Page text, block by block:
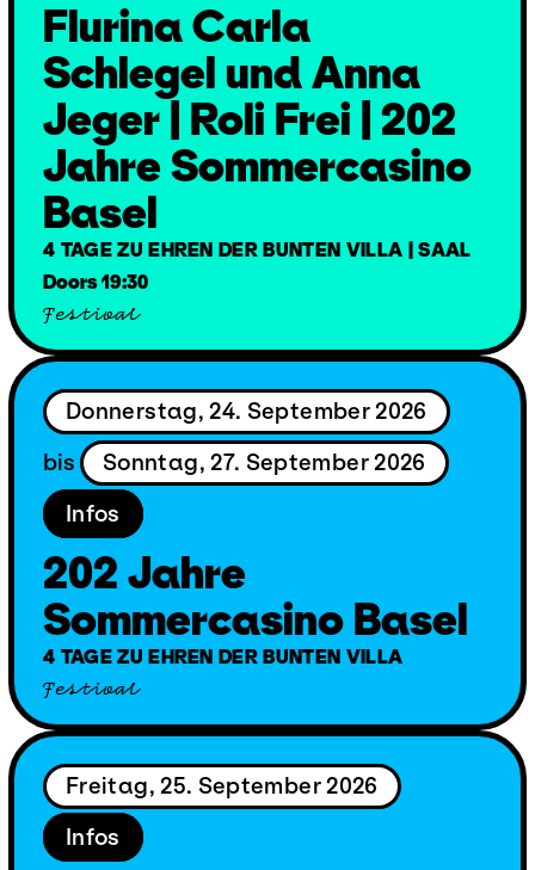
Flurina Carla
Schlegel und Anna
Jeger | Roli Frei | 202
Jahre Sommercasino
Basel
4 TAGE ZU EHREN DER BUNTEN VILLA | SAAL
Doors 19:30
Festival
Donnerstag, 24. September 2026
bis Sonntag, 27. September 2026
Infos
202 Jahre
Sommercasino Basel
4 TAGE ZU EHREN DER BUNTEN VILLA
Festival
Freitag, 25. September 2026
Infos